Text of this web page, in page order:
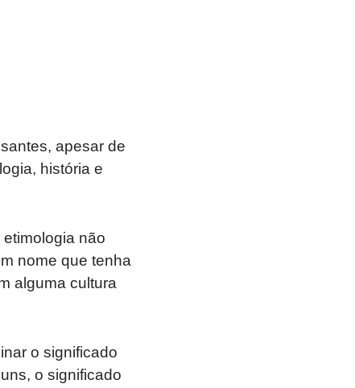
apesar de
história e
não
nome que tenha
alguma cultura
o significado
o significado